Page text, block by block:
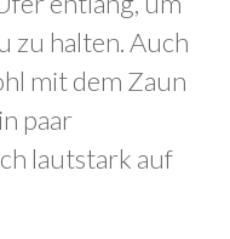
zu halten. Auch
mit dem Zaun
paar
lautstark auf